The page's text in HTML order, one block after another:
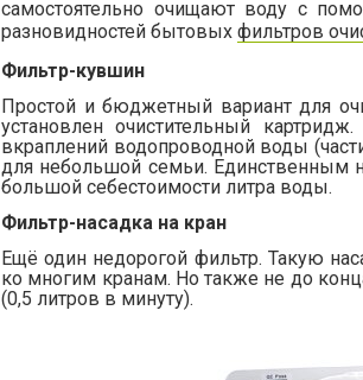
самостоятельно очищают воду с
разновидностей бытовых фильтров
Фильтр-кувшин
Простой и бюджетный вариант для
установлен очистительный
вкраплений водопроводной воды
для небольшой семьи. Единственным
большой себестоимости литра воды.
Фильтр-насадка на кран
Ещё один недорогой фильтр. Такую
ко многим кранам. Но также не до
(0,5 литров в минуту).